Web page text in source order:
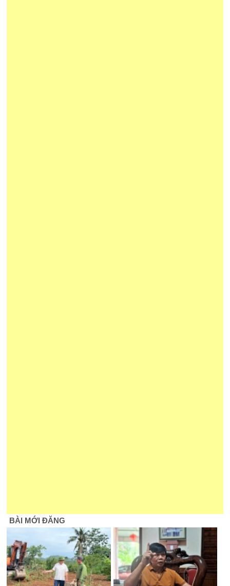
BÀI MỚI ĐĂNG